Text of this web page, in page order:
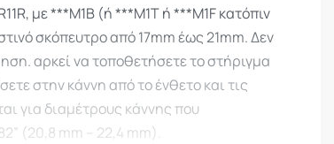
με ***M1B (ή ***M1T ή ***M1F κατόπιν
σκόπευτρο από 17mm έως 21mm. Δεν
αρκεί να τοποθετήσετε το στήριγμα
στην κάννη από το ένθετο και τις
για διαμέτρους κάννης που
(20,8 mm – 22,4 mm).